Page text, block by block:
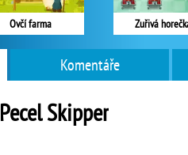
Ovčí farma Zuřivá
Komentáře
Pecel Skipper